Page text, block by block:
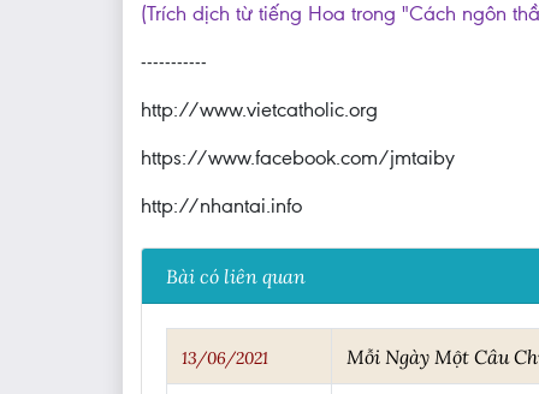
(Trích dịch từ tiếng Hoa trong "Cách ngôn
-----------
http://www.vietcatholic.org
https://www.facebook.com/jmtaiby
http://nhantai.info
Bài có liên quan
13/06/2021 Mỗi Ngày Một Câu